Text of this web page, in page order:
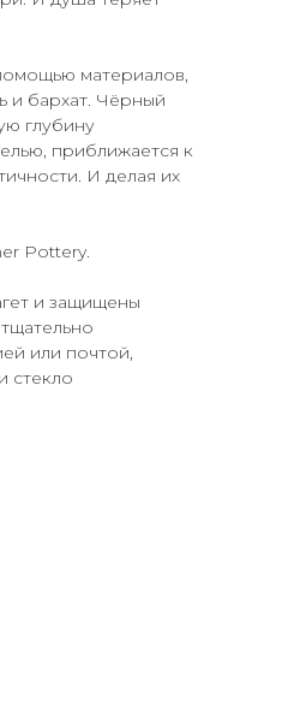
материалов,
и бархат. Чёрный
глубину
приближается к
И делая их
Pottery.
и защищены
или почтой,
стекло